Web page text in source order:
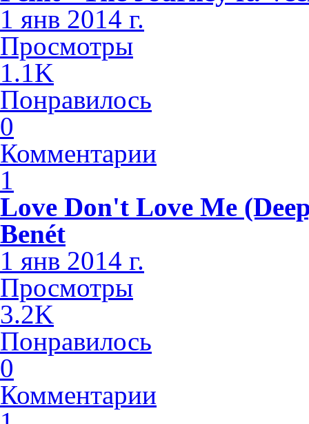
1 янв 2014 г.
Просмотры
1.1K
Понравилось
0
Комментарии
1
Love Don't Love Me
Benét
1 янв 2014 г.
Просмотры
3.2K
Понравилось
0
Комментарии